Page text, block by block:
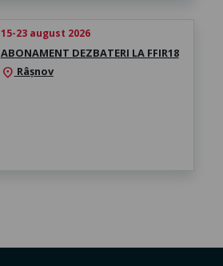
15-23 august 2026
ABONAMENT DEZBATERI LA FFIR18
location_on Râșnov